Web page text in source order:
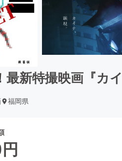
新特撮映画『カ
福岡県
円